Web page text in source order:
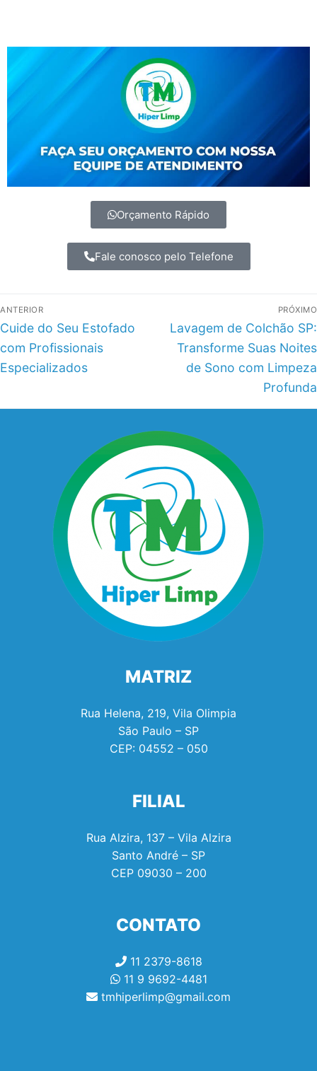
Orçamento Rápido
Fale conosco pelo Telefone
ANTERIOR
Cuide do Seu Estofado
com Profissionais
Especializados
PRÓXIMO
Lavagem de Colchão SP:
Transforme Suas Noites
de Sono com Limpeza
Profunda
MATRIZ
Rua Helena, 219, Vila Olimpia
São Paulo – SP
CEP: 04552 – 050
FILIAL
Rua Alzira, 137 – Vila Alzira
Santo André – SP
CEP 09030 – 200
CONTATO
11 2379-8618
11 9 9692-4481
tmhiperlimp@gmail.com